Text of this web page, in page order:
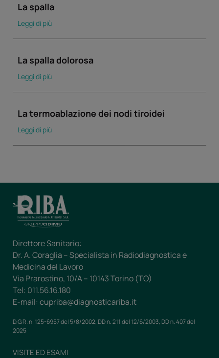
La spalla
Leggi di più
La spalla dolorosa
Leggi di più
La termoablazione dei nodi tiroidei
Leggi di più
Direttore Sanitario:
Dr. A. Coraglia – Specialista in Radiodiagnostica e
Medicina del Lavoro
Via Prarostino, 10/A – 10143 Torino (TO)
Tel: 011.56.16.180
E-mail: cupriba@diagnosticariba.it
D.G.R. n. 125-6957 del 5/8/2002, DD n. 211 del 12/6/2003, DD n. 407 del
2025
VISITE ED ESAMI